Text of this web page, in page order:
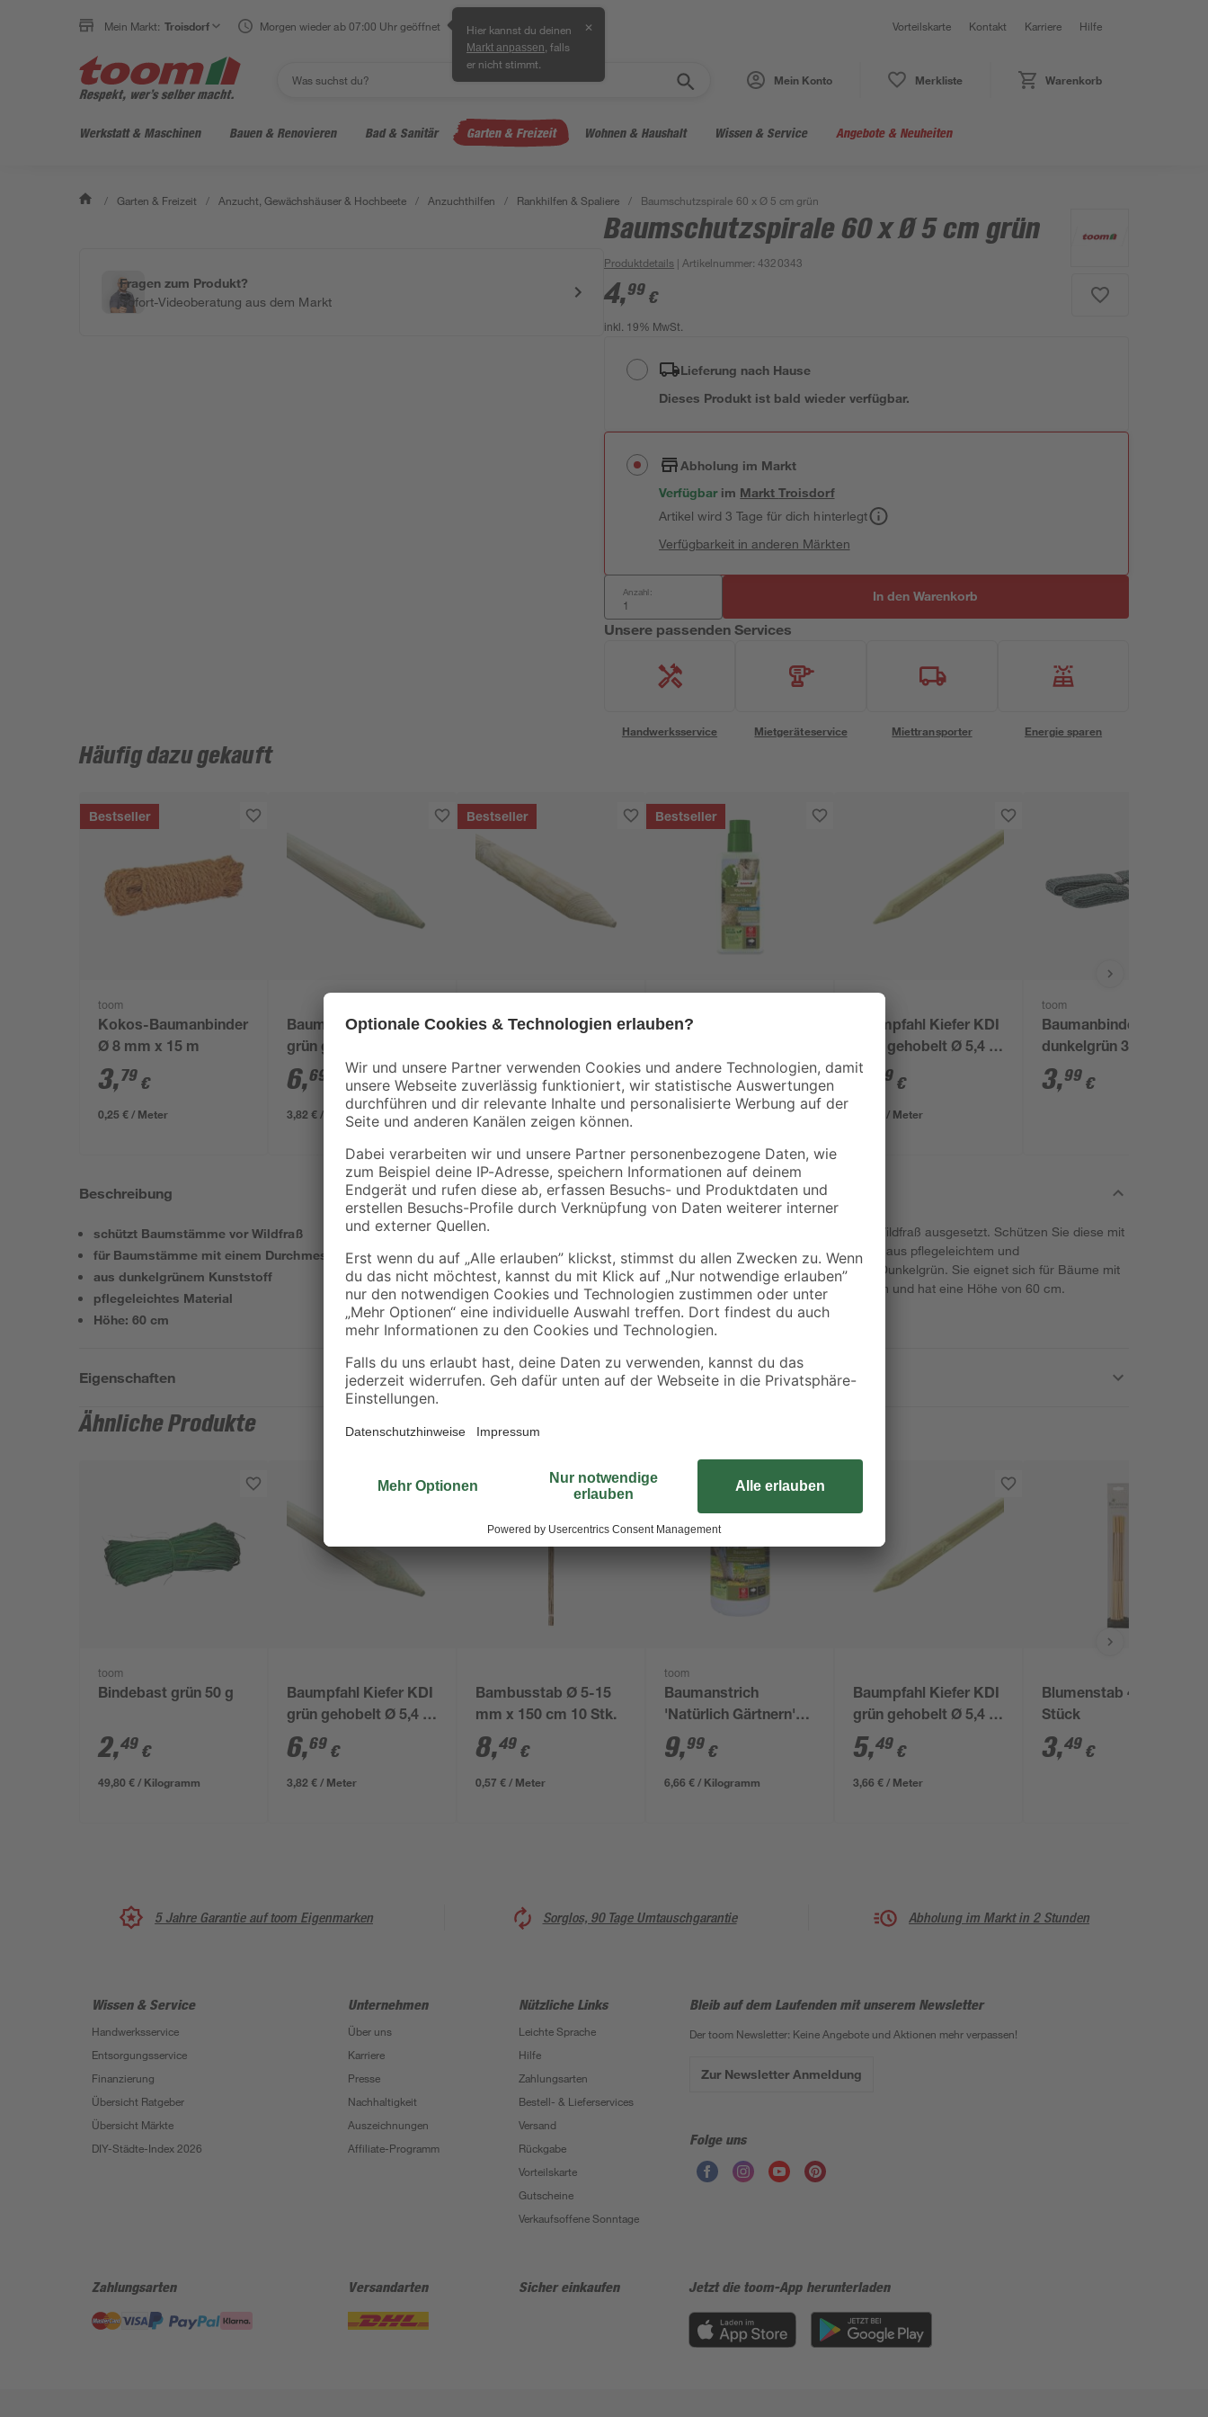
Mein Markt: Troisdorf Morgen wieder ab 07:00 Uhr geöffnet Hier kannst du deinen
Markt anpassen , falls
er nicht stimmt.
✕ Vorteilskarte Kontakt Karriere Hilfe
Mein Konto Merkliste Warenkorb
Werkstatt & Maschinen Bauen & Renovieren Bad & Sanitär Garten & Freizeit Wohnen & Haushalt Wissen & Service Angebote & Neuheiten
/ Garten & Freizeit / Anzucht, Gewächshäuser & Hochbeete / Anzuchthilfen / Rankhilfen & Spaliere / Baumschutzspirale 60 x Ø 5 cm grün
Fragen zum Produkt?
Sofort-Videoberatung aus dem Markt
Baumschutzspirale 60 x Ø 5 cm grün
Produktdetails | Artikelnummer:4320343
4,99 €
inkl. 19% MwSt.
Lieferung nach Hause
Dieses Produkt ist bald wieder verfügbar.
Abholung im Markt
Verfügbar im MarktTroisdorf
Artikel wird 3 Tage für dich hinterlegt
Verfügbarkeit in anderen Märkten
Anzahl: In den Warenkorb
Unsere passenden Services
Handwerksservice Mietgeräteservice Miettransporter Energie sparen
Häufig dazu gekauft
Bestseller
toom
Kokos-Baumanbinder
Ø 8 mm x 15 m
3,79 €
0,25 € / Meter
Baumpfahl Kiefer KDI
grün gehobelt Ø 5,4 x
175 cm
6,69
3,82 € / Meter
Bestseller
Baumpfahl Kiefer KDI
125 cm
4,49€
3,59 € / Meter
Bestseller
Wundverschluss 300
9,99€
33,30 € / Liter
Baumpfahl Kiefer KDI
grün gehobelt Ø 5,4 x
150 cm
5 49 €
3,66 € / Meter
toom
Baumanbinder
dunkelgrün 3 m, 2
Stück
3,99 €
Beschreibung
schützt Baumstämme vor Wildfraß
für Baumstämme mit einem Durchmesser von 2 bis 5 cm
aus dunkelgrünem Kunststoff
pflegeleichtes Material
Höhe: 60 cm
Vor allem junge Bäume sind der Gefahr durch Wildfraß ausgesetzt. Schützen Sie diese mit
der Baumschutzspirale von toom. Diese besteht aus pflegeleichtem und
witterungsbeständigem Kunststoff in dezentem Dunkelgrün. Sie eignet sich für Bäume mit
einem Stammdurchmesser zwischen 2 und 5 cm und hat eine Höhe von 60 cm.
Eigenschaften
Ähnliche Produkte
toom
Bindebast grün 50 g
2,49 €
49,80 € / Kilogramm
Baumpfahl Kiefer KDI
grün gehobelt Ø 5,4 x
175 cm
6,69 €
3,82 € / Meter
Bambusstab Ø 5-15
mm x 150 cm 10 Stk.
8,49 €
0,57 € / Meter
Bestseller
toom
Baumanstrich
'Natürlich Gärtnern'
1,5 l
9,99 €
6,66 € / Kilogramm
Baumpfahl Kiefer KDI
grün gehobelt Ø 5,4 x
150 cm
5,49 €
3,66 € / Meter
Blumenstab 40 cm 20
Stück
3,49 €
5 Jahre Garantie auf toom Eigenmarken Sorglos, 90 Tage Umtauschgarantie Abholung im Markt in 2 Stunden
Wissen & Service
Handwerksservice
Entsorgungsservice
Finanzierung
Übersicht Ratgeber
Übersicht Märkte
DIY-Städte-Index 2026
Unternehmen
Über uns
Karriere
Presse
Nachhaltigkeit
Auszeichnungen
Affiliate-Programm
Nützliche Links
Leichte Sprache
Hilfe
Zahlungsarten
Bestell- & Lieferservices
Versand
Rückgabe
Vorteilskarte
Gutscheine
Verkaufsoffene Sonntage
Bleib auf dem Laufenden mit unserem Newsletter
Der toom Newsletter: Keine Angebote und Aktionen mehr verpassen!
Zur Newsletter Anmeldung
Folge uns
Zahlungsarten Versandarten Sicher einkaufen Jetzt die toom-App herunterladen